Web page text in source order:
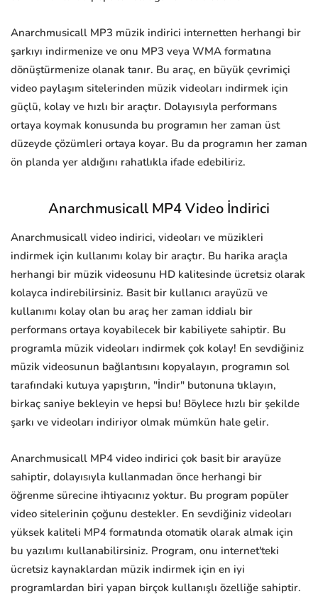
Anarchmusicall MP3 müzik indirici internetten herhangi bir
şarkıyı indirmenize ve onu MP3 veya WMA formatına
dönüştürmenize olanak tanır. Bu araç, en büyük çevrimiçi
video paylaşım sitelerinden müzik videoları indirmek için
güçlü, kolay ve hızlı bir araçtır. Dolayısıyla performans
ortaya koymak konusunda bu programın her zaman üst
düzeyde çözümleri ortaya koyar. Bu da programın her zaman
ön planda yer aldığını rahatlıkla ifade edebiliriz.
Anarchmusicall MP4 Video İndirici
Anarchmusicall video indirici, videoları ve müzikleri
indirmek için kullanımı kolay bir araçtır. Bu harika araçla
herhangi bir müzik videosunu HD kalitesinde ücretsiz olarak
kolayca indirebilirsiniz. Basit bir kullanıcı arayüzü ve
kullanımı kolay olan bu araç her zaman iddialı bir
performans ortaya koyabilecek bir kabiliyete sahiptir. Bu
programla müzik videoları indirmek çok kolay! En sevdiğiniz
müzik videosunun bağlantısını kopyalayın, programın sol
tarafındaki kutuya yapıştırın, "İndir" butonuna tıklayın,
birkaç saniye bekleyin ve hepsi bu! Böylece hızlı bir şekilde
şarkı ve videoları indiriyor olmak mümkün hale gelir.
Anarchmusicall MP4 video indirici çok basit bir arayüze
sahiptir, dolayısıyla kullanmadan önce herhangi bir
öğrenme sürecine ihtiyacınız yoktur. Bu program popüler
video sitelerinin çoğunu destekler. En sevdiğiniz videoları
yüksek kaliteli MP4 formatında otomatik olarak almak için
bu yazılımı kullanabilirsiniz. Program, onu internet'teki
ücretsiz kaynaklardan müzik indirmek için en iyi
programlardan biri yapan birçok kullanışlı özelliğe sahiptir.